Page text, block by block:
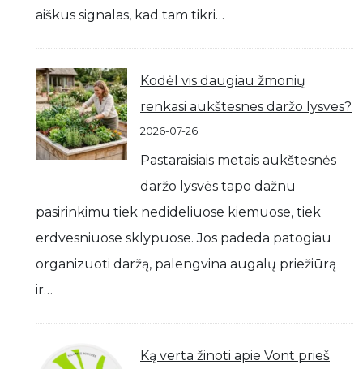
aiškus signalas, kad tam tikri…
Kodėl vis daugiau žmonių
renkasi aukštesnes daržo lysves?
2026-07-26
Pastaraisiais metais aukštesnės
daržo lysvės tapo dažnu
pasirinkimu tiek nedideliuose kiemuose, tiek
erdvesniuose sklypuose. Jos padeda patogiau
organizuoti daržą, palengvina augalų priežiūrą
ir…
Ką verta žinoti apie Vont prieš